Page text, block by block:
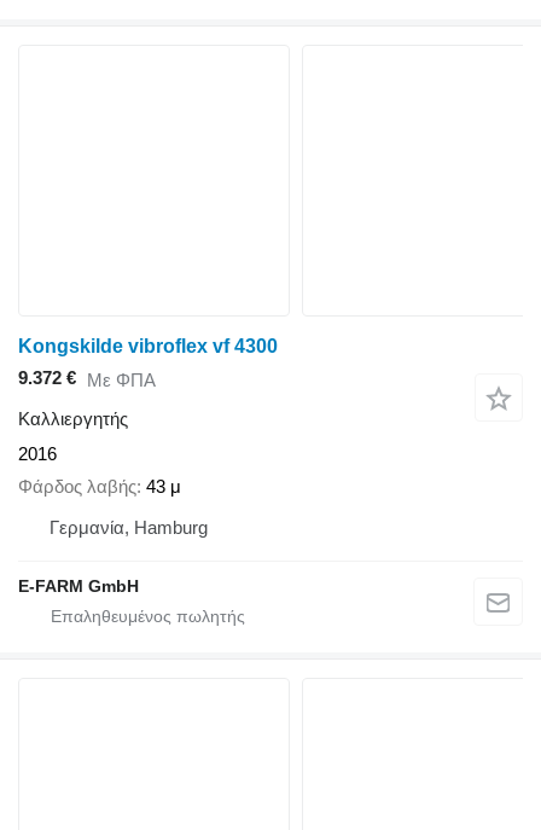
Kongskilde vibroflex vf 4300
9.372 € Με ΦΠΑ
Καλλιεργητής
2016
Φάρδος λαβής 43 μ
Γερμανία, Hamburg
E-FARM GmbH